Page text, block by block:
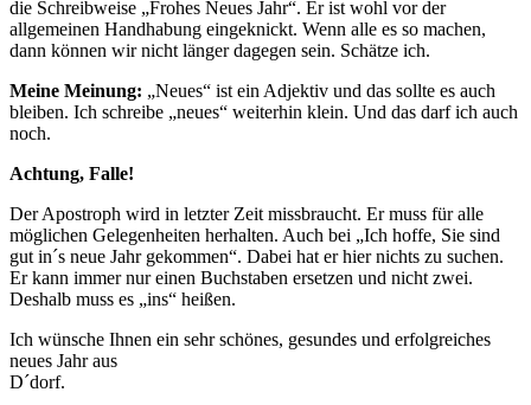
die Schreibweise „Frohes Neues Jahr“. Er ist wohl vor der
allgemeinen Handhabung eingeknickt. Wenn alle es so machen,
dann können wir nicht länger dagegen sein. Schätze ich.
Meine Meinung: „Neues“ ist ein Adjektiv und das sollte es auch
bleiben. Ich schreibe „neues“ weiterhin klein. Und das darf ich auch
noch.
Achtung, Falle!
Der Apostroph wird in letzter Zeit missbraucht. Er muss für alle
möglichen Gelegenheiten herhalten. Auch bei „Ich hoffe, Sie sind
gut in´s neue Jahr gekommen“. Dabei hat er hier nichts zu suchen.
Er kann immer nur einen Buchstaben ersetzen und nicht zwei.
Deshalb muss es „ins“ heißen.
Ich wünsche Ihnen ein sehr schönes, gesundes und erfolgreiches
neues Jahr aus
D´dorf.